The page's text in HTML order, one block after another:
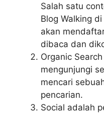
Salah satu
Blog Walking
akan
dibaca dan
Organic
mengunjungi
mencari
pencarian.
Social adalah